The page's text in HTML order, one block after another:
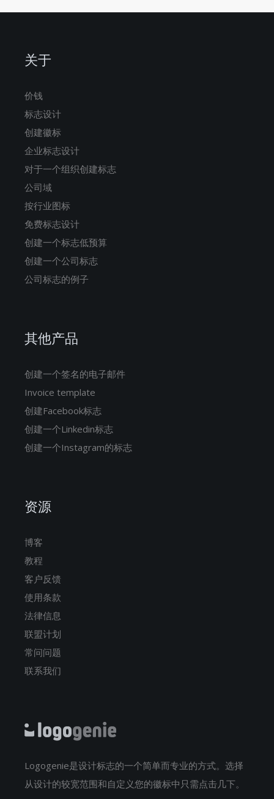
关于
价钱
标志设计
创建徽标
企业标志设计
对于一个组织创建标志
公司域
按行业图标
免费标志设计
创建一个标志低预算
创建一个公司标志
公司标志的例子
其他产品
创建一个签名的电子邮件
Invoice template
创建Facebook标志
创建一个Linkedin标志
创建一个Instagram的标志
资源
博客
教程
客户反馈
使用条款
法律信息
联盟计划
常问问题
联系我们
Logogenie是设计标志的一个简单而专业的方式。选择
从设计的较宽范围和自定义您的徽标中只需点击几下。